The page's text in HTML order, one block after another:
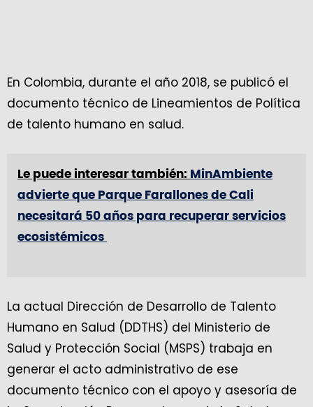
En Colombia, durante el año 2018, se publicó el
documento técnico de Lineamientos de Política
de talento humano en salud.
Le puede interesar también: MinAmbiente
advierte que Parque Farallones de Cali
necesitará 50 años para recuperar servicios
ecosistémicos
La actual Dirección de Desarrollo de Talento
Humano en Salud (DDTHS) del Ministerio de
Salud y Protección Social (MSPS) trabaja en
generar el acto administrativo de ese
documento técnico con el apoyo y asesoría de